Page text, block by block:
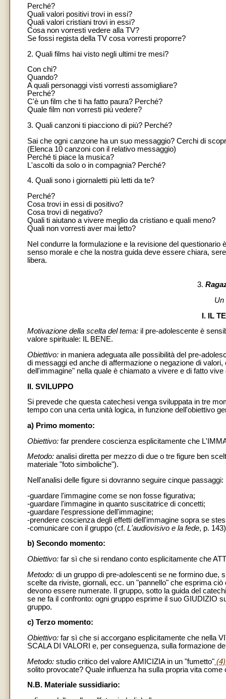
Perché?
Quali valori positivi trovi in essi?
Quali valori cristiani trovi in essi?
Cosa non vorresti vedere alla TV?
Se fossi regista della TV cosa vorresti proporre?
2. Quali films hai visto negli ultimi tre mesi?
Con chi?
Quando?
A quali personaggi visti vorresti assomigliare?
Perché?
C'è un film che ti ha fatto paura? Perché?
Quale film non vorresti più vedere?
3. Quali canzoni ti piacciono di più? Perché?
Sai che ogni canzone ha un suo messaggio? Cerchi di
(Elenca 10 canzoni con il relativo messaggio)
Perché ti piace la musica?
L'ascolti da solo o in compagnia? Perché?
4. Quali sono i giornaletti più letti da te?
Perché?
Cosa trovi in essi di positivo?
Cosa trovi di negativo?
Quali ti aiutano a vivere meglio da cristiano e quali meno?
Quali non vorresti aver mai letto?
Nel condurre la formulazione e la revisione del
senso morale e che la nostra guida deve essere chiara,
libera.
3.
Un
I. IL
Motivazione della scelta del tema: il pre-adolescente è
valore spirituale: IL BENE.
Obiettivo: in maniera adeguata alle possibilità del pre-
di messaggi ed anche di affermazione o negazione di
dell'immagine" nella quale è chiamato a vivere e di fatto vive
II. SVILUPPO
Si prevede che questa catechesi venga sviluppata in tre
tempo con una certa unità logica, in funzione dell'obiettivo
a) Primo momento:
Obiettivo: far prendere coscienza esplicitamente che
Metodo: analisi diretta per mezzo di due o tre figure ben
materiale "foto simboliche").
Nell'analisi delle figure si dovranno seguire cinque passaggi:
-guardare l'immagine come se non fosse figurativa;
-guardare l'immagine in quanto suscitatrice di concetti;
-guardare l'espressione dell'immagine;
-prendere coscienza degli effetti dell'immagine sopra se
-comunicare con il gruppo (cf. L'audiovisivo e la fede, p.
b) Secondo momento:
Obiettivo: far sì che si rendano conto esplicitamente che
Metodo: di un gruppo di pre-adolescenti se ne formino due,
scelte da riviste, giornali, ecc. un "pannello" che esprima
devono essere numerate. Il gruppo, sotto la guida del
se ne fa il confronto: ogni gruppo esprime il suo GIUDIZIO
gruppo.
c) Terzo momento:
Obiettivo: far sì che si accorgano esplicitamente che nella
SCALA DI VALORI e, per conseguenza, sulla formazione
Metodo: studio critico del valore AMICIZIA in un "fumetto" (4)
solito provocate? Quale influenza ha sulla propria vita come
N.B. Materiale sussidiario: